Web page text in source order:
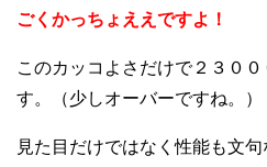
ごくかっちょええですよ！
このカッコよさだけで２３０
す。（少しオーバーですね。）
見た目だけではなく性能も文